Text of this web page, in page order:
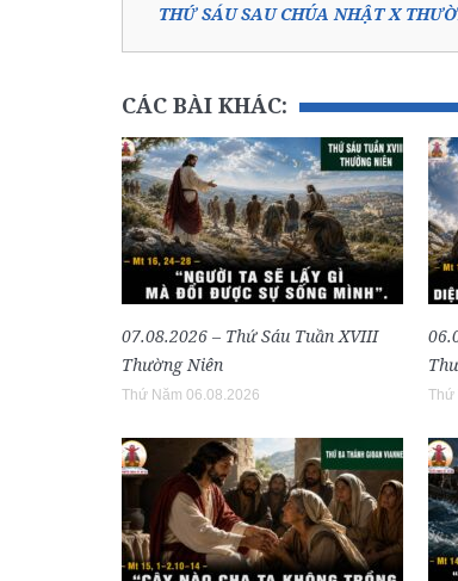
THỨ SÁU SAU CHÚA NHẬT X
CÁC BÀI KHÁC:
07.08.2026 – Thứ Sáu Tuần XVIII
Thường Niên
Thứ Năm 06.08.2026 Thứ